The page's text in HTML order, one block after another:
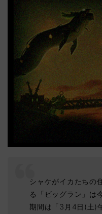
シャケがイカたちの
る「ビッグラン」は
期間は「3月4日(土)